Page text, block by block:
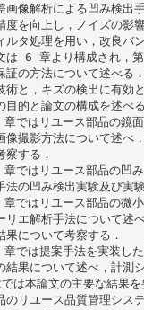
画像解析による凹み検出
度を向上し，ノイズの影
ルタ処理を用い，改良バ
は 6 章より構成され，
証の方法について述べる
術と，キズの検出に有効
目的と論文の構成を述べる
ではリユース部品の鏡
像撮影方法について述べ
察する．
ではリユース部品の凹み
法の凹み検出実験及び実
ではリユース部品の微
リエ解析手法について述
果について考察する．
では提案手法を実装し
結果について述べ，計測
は本論文の主要な結果
のリユース品質管理シス